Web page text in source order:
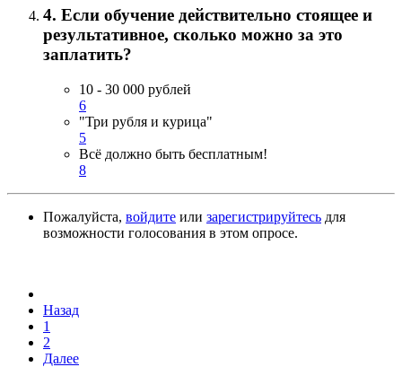
4. Если обучение действительно стоящее и
результативное, сколько можно за это
заплатить?
10 - 30 000 рублей
6
"Три рубля и курица"
5
Всё должно быть бесплатным!
8
Пожалуйста, войдите или зарегистрируйтесь для
возможности голосования в этом опросе.
Назад
1
2
Далее